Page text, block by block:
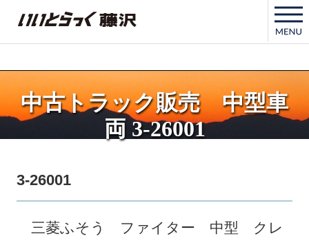
いいとらっく藤沢
中古トラック販売 中型車
両 3-26001
3-26001
三菱ふそう ファイター 中型 クレ